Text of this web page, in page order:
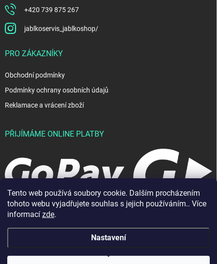
Tento web používá soubory cookie. Dalším procházením
tohoto webu vyjadřujete souhlas s jejich používáním.. Více
informací zde.
Nastavení
+420 739 875 267
jablkoservis_jablkoshop/
PRO ZÁKAZNÍKY
Obchodní podmínky
Podmínky ochrany osobních údajů
Reklamace a vrácení zboží
PŘIJÍMÁME ONLINE PLATBY
Vytvořil Shoptet
JablkoShop. Všechna práva vyhrazena.